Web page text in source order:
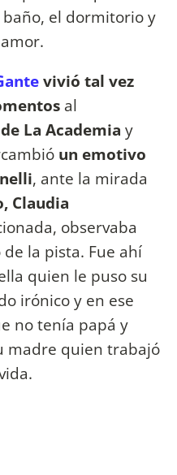
el dormitorio y
vivió tal vez
al
La Academia y
un emotivo
, ante la mirada
Claudia
observaba
la pista. Fue ahí
quien le puso su
irónico y en ese
no tenía papá y
madre quien trabajó